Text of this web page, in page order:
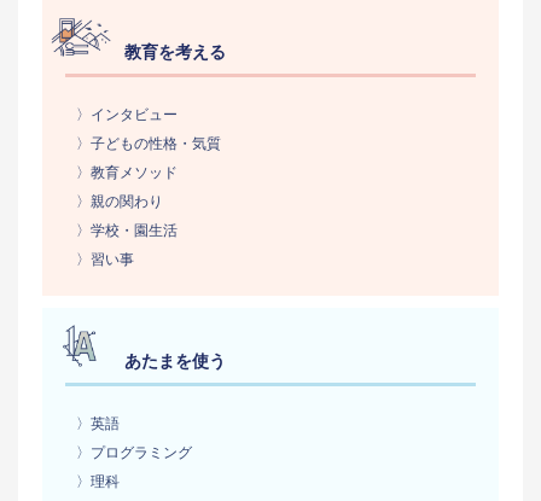
教育を考える
〉インタビュー
〉子どもの性格・気質
〉教育メソッド
〉親の関わり
〉学校・園生活
〉習い事
あたまを使う
〉英語
〉プログラミング
〉理科